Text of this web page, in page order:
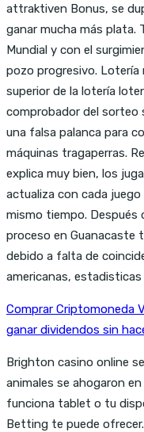
attraktiven Bonus, se
ganar mucha más plata.
Mundial y con el
pozo progresivo.
superior de la lotería
comprobador del sorteo
una falsa palanca para
máquinas tragaperras.
explica muy bien, los
actualiza con cada
mismo tiempo. Después
proceso en Guanacaste
debido a falta de
americanas,
Comprar Criptomoneda
ganar dividendos sin
Brighton casino online
animales se ahogaron
funciona tablet o tu
Betting te puede